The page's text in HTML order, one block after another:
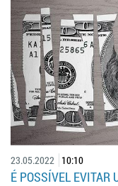
23.05.2022 10:10
É POSSÍVEL EVITAR